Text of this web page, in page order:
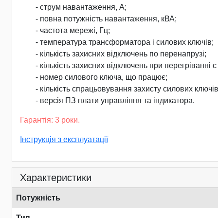
- струм навантаження, А;
- повна потужність навантаження, кВА;
- частота мережі, Гц;
- температура трансформатора і силових ключів;
- кількість захисних відключень по перенапрузі;
- кількість захисних відключень при перегріванні
- номер силового ключа, що працює;
- кількість спрацьовування захисту силових
- версія ПЗ плати управління та індикатора.
Гарантія: 3 роки.
Інструкція з експлуатації
Характеристики
Потужність